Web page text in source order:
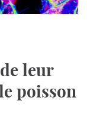
leur
poisson